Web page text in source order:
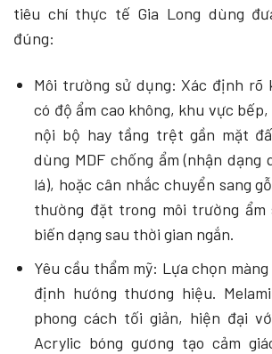
tiêu chí thực tế Gia Long dùng
đúng:
Môi trường sử dụng: Xác định rõ
có độ ẩm cao không, khu vực
nội bộ hay tầng trệt gần mặt
dùng MDF chống ẩm (nhận dạng
lá), hoặc cân nhắc chuyển sang
thường đặt trong môi trường
biến dạng sau thời gian ngắn.
Yêu cầu thẩm mỹ: Lựa chọn
định hướng thương hiệu.
phong cách tối giản, hiện đại
Acrylic bóng gương tạo cảm